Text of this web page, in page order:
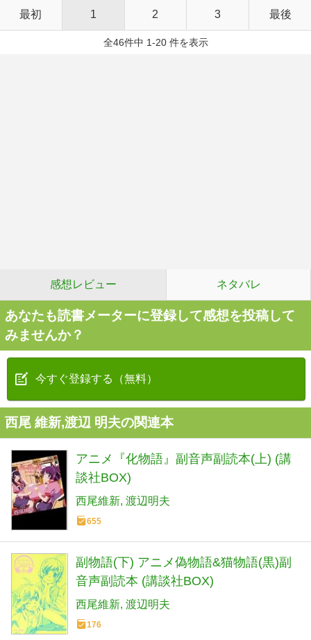
最初 1 2 3 最後
全46件中 1-20 件を表示
感想レビュー ネタバレ
あなたも読書メーターに登録して感想を投稿して
みませんか？
今すぐ登録する（無料）
西尾 維新,渡辺 明夫の関連本
アニメ『化物語』副音声副読本(上) (講
談社BOX)
西尾維新 渡辺明夫
655
副物語(下) アニメ偽物語&猫物語(黒)副
音声副読本 (講談社BOX)
西尾維新 渡辺明夫
176